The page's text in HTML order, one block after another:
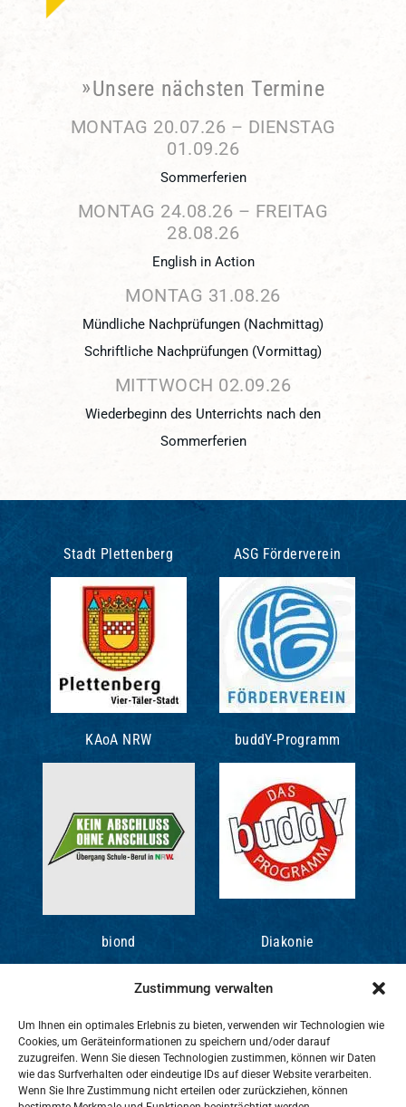
Zustimmung verwalten
Um Ihnen ein optimales Erlebnis zu bieten, verwenden wir Technologien wie
Cookies, um Geräteinformationen zu speichern und/oder darauf
zuzugreifen. Wenn Sie diesen Technologien zustimmen, können wir Daten
wie das Surfverhalten oder eindeutige IDs auf dieser Website verarbeiten.
Wenn Sie Ihre Zustimmung nicht erteilen oder zurückziehen, können
Unsere nächsten Termine
MONTAG 20.07.26 – DIENSTAG
01.09.26
Sommerferien
MONTAG 24.08.26 – FREITAG
28.08.26
English in Action
MONTAG 31.08.26
Mündliche Nachprüfungen (Nachmittag)
Schriftliche Nachprüfungen (Vormittag)
MITTWOCH 02.09.26
Wiederbeginn des Unterrichts nach den
Sommerferien
Stadt Plettenberg ASG Förderverein
KAoA NRW buddY-Programm
biond Diakonie